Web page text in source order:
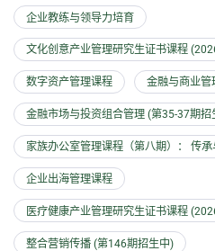
企业教练与领导力培育
文化创意产业管理研究生证书课程
数字资产管理课程 金融与商业管
金融市场与投资组合管理 (第35-37期招
家族办公室管理课程（第八期）： 传承
企业出海管理课程
医疗健康产业管理研究生证书课程
整合营销传播 (第146期招生中)